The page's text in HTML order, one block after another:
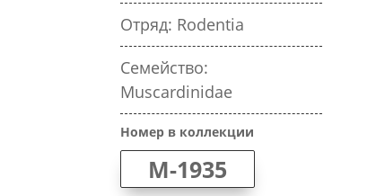
Отряд: Rodentia
Семейство:
Muscardinidae
Номер в коллекции
M-1935